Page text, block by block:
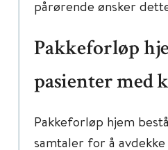
pårørende ønsker
Pakkeforløp
pasienter med
Pakkeforløp hjem
samtaler for å